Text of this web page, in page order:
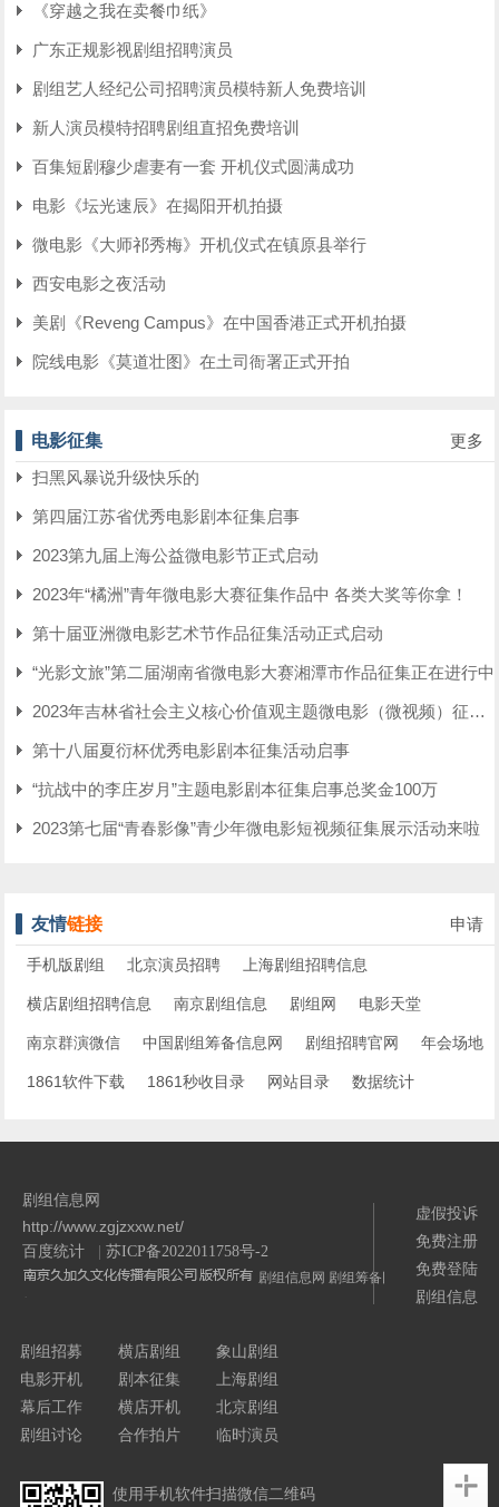
《穿越之我在卖餐巾纸》
广东正规影视剧组招聘演员
剧组艺人经纪公司招聘演员模特新人免费培训
新人演员模特招聘剧组直招免费培训
百集短剧穆少虐妻有一套 开机仪式圆满成功
电影《坛光速辰》在揭阳开机拍摄
微电影《大师祁秀梅》开机仪式在镇原县举行
西安电影之夜活动
美剧《Reveng Campus》在中国香港正式开机拍摄
院线电影《莫道壮图》在土司衙署正式开拍
电影征集
更多
扫黑风暴说升级快乐的
第四届江苏省优秀电影剧本征集启事
2023第九届上海公益微电影节正式启动
2023年“橘洲”青年微电影大赛征集作品中 各类大奖等你拿！
第十届亚洲微电影艺术节作品征集活动正式启动
“光影文旅”第二届湖南省微电影大赛湘潭市作品征集正在进行中
2023年吉林省社会主义核心价值观主题微电影（微视频）征集展示活动公告
第十八届夏衍杯优秀电影剧本征集活动启事
“抗战中的李庄岁月”主题电影剧本征集启事总奖金100万
2023第七届“青春影像”青少年微电影短视频征集展示活动来啦
友情链接 申请
手机版剧组 北京演员招聘 上海剧组招聘信息
横店剧组招聘信息 南京剧组信息 剧组网 电影天堂
南京群演微信 中国剧组筹备信息网 剧组招聘官网 年会场地
1861软件下载 1861秒收目录 网站目录 数据统计
剧组信息网
http://www.zgjzxxw.net/
百度统计 苏ICP备2022011758号-2
剧组信息网 剧组筹备网
/>
虚假投诉
免费注册
免费登陆
剧组信息
剧组招募
电影开机
幕后工作
剧组讨论
横店剧组
剧本征集
横店开机
合作拍片
象山剧组
上海剧组
北京剧组
临时演员
使用手机软件扫描微信二维码